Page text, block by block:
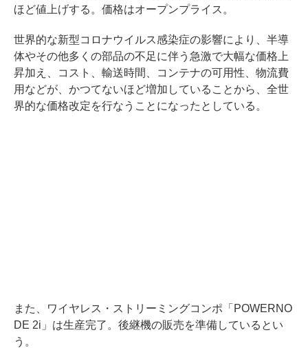
ほど値上げする。価格はオープンプライス。
世界的な新型コロナウイルス感染症の影響により、半導
体やその他多くの部品の不足に伴う急激で大幅な価格上
昇加え、コスト、輸送時間、コンテナの可用性、物流費
用などが、かつてないほど増加していることから、全世
界的な価格改定を行なうことになったとしている。
また、ワイヤレス・ストリーミングコンポ「POWERNO
DE 2i」は生産完了。後継機の販売を準備しているとい
う。